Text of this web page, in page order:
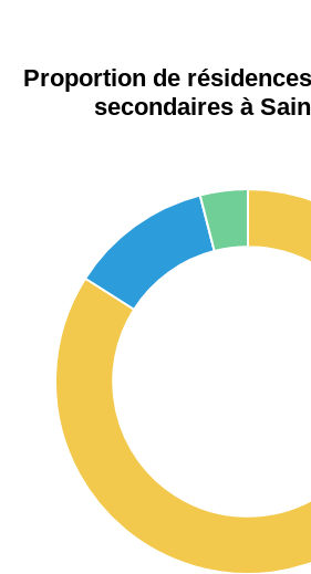
Proportion de
secondaires à